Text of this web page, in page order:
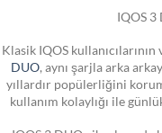
IQOS 3
Klasik IQOS
DUO, aynı şarjla arka
yıllardır popülerliğini
kullanım kolaylığı ile